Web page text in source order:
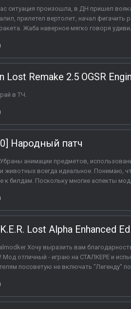
ситуация произошла, в ДН пришел
прилетел вертолет, начал фигачить
Жаба наверное мягко говоря
Lost Remake 2.5 OGSR
в ТЧ.
Народный патч
Убраны анимации предметов,
животных всегда идеальное. Понимаю,
к билдам. Поскольку многие аспекты
Lost Alpha Enhanced
Хочу выразить вам
Мод отличный - играю на СТАЛКЕРЕ и
посоветую не включать "Легенду"